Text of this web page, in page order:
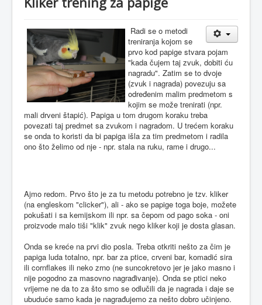
Radi se o metodi
treniranja kojom se
prvo kod papige stvara pojam
"kada čujem taj zvuk, dobiti ću
nagradu". Zatim se to dvoje
(zvuk i nagrada) povezuju sa
određenim malim predmetom s
kojim se može trenirati (npr.
mali drveni štapić). Papiga u tom drugom koraku treba
povezati taj predmet sa zvukom i nagradom. U trećem koraku
se onda to koristi da bi papiga išla za tim predmetom i radila
ono što želimo od nje - npr. stala na ruku, rame i drugo...
Ajmo redom. Prvo što je za tu metodu potrebno je tzv. kliker
(na engleskom "clicker"), ali - ako se papige toga boje, možete
pokušati i sa kemijskom ili npr. sa čepom od pago soka - oni
proizvode malo tiši "klik" zvuk nego kliker koji je dosta glasan.
Onda se kreće na prvi dio posla. Treba otkriti nešto za čim je
papiga luda totalno, npr. bar za ptice, crveni bar, komadić sira
ili cornflakes ili neko zrno (ne suncokretovo jer je jako masno i
nije pogodno za masovno nagrađivanje). Onda se ptici neko
vrijeme ne da to za što smo se odlučili da je nagrada i daje se
ubuduće samo kada je nagrađujemo za nešto dobro učinjeno.